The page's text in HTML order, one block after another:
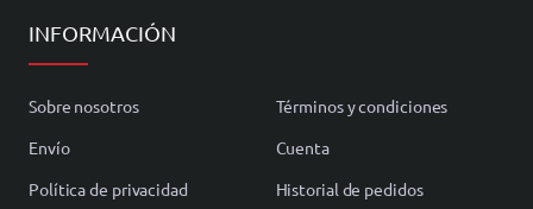
INFORMACIÓN
Sobre nosotros
Envío
Política de privacidad
Términos y condiciones
Cuenta
Historial de pedidos